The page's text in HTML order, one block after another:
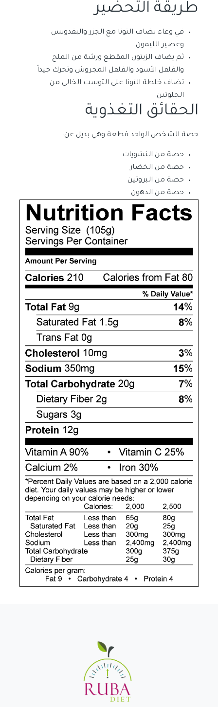
طريقة التحضير
في وعاء تضاف التونا مع الجزر والبقدونس
وعصير الليمون
ثم يضاف الزيتون المقطع ورشة من الملح
والفلفل الأسود والفلفل المجروش وتحرك جيداً
تضاف خلطة التونا على التوست الخالي من
الجلوتين
الحقائق التغذوية
حصة الشخص الواحد قطعة وهي بديل عن:
حصة من النشويات
حصة من الخضار
حصة من البروتين
حصة من الدهون